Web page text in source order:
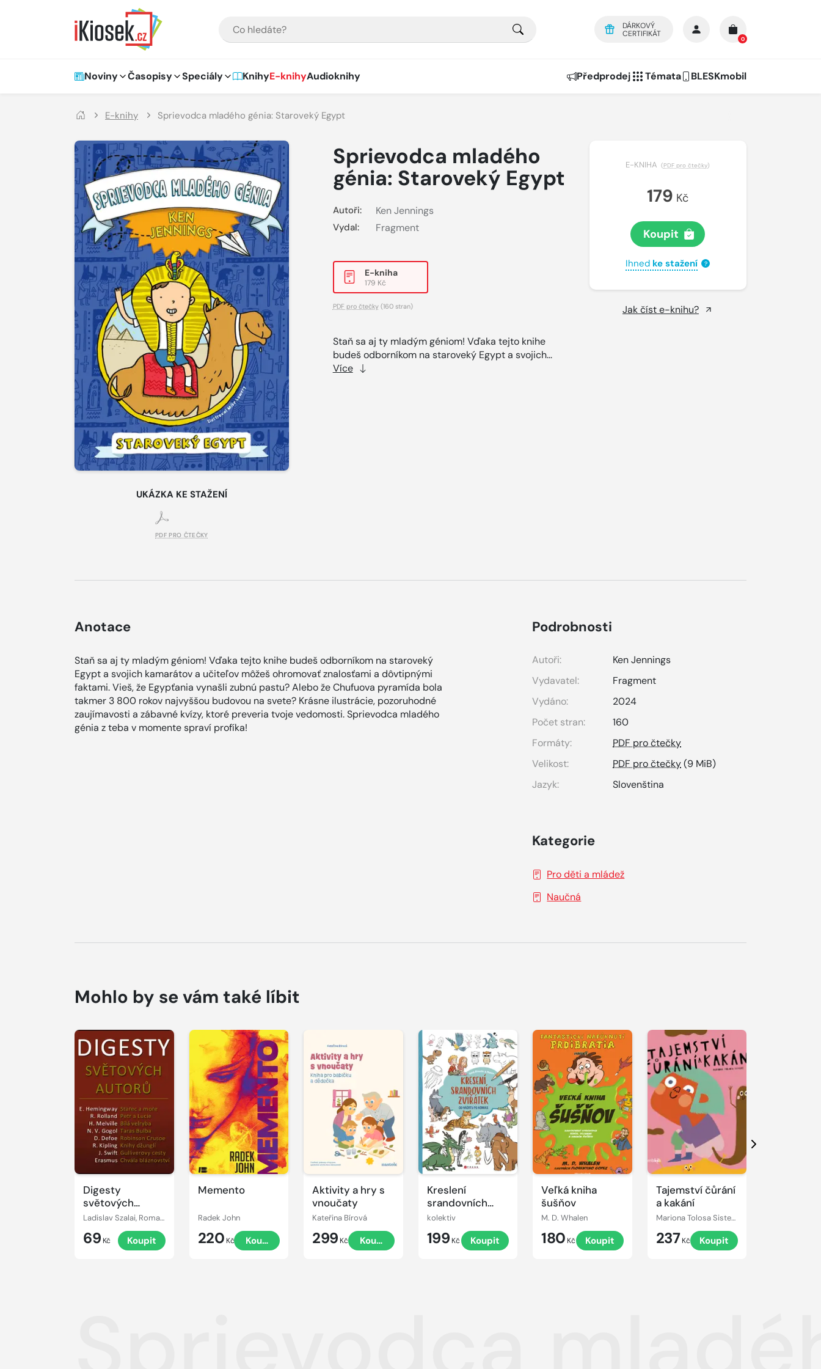
DÁRKOVÝ
CERTIFIKÁT
0
Hlavní navigace
Noviny Časopisy Speciály KnihyE-knihyAudioknihy Předprodej Témata BLESKmobil
E-knihy Sprievodca mladého génia: Staroveký Egypt
UKÁZKA KE STAŽENÍ
PDF PRO ČTEČKY
Sprievodca mladého
génia: Staroveký Egypt
Autoři: Ken Jennings
Vydal: Fragment
E-kniha
179 Kč
PDF pro čtečky(160 stran)
Staň sa aj ty mladým géniom! Vďaka tejto knihe
budeš odborníkom na staroveký Egypt a svojich...
Více
E-KNIHA (PDF pro čtečky)
179 Kč
Koupit
Ihned ke stažení ?
Jak číst e-knihu?
Anotace
Staň sa aj ty mladým géniom! Vďaka tejto knihe budeš odborníkom na staroveký
Egypt a svojich kamarátov a učiteľov môžeš ohromovať znalosťami a dôvtipnými
faktami. Vieš, že Egypťania vynašli zubnú pastu? Alebo že Chufuova pyramída bola
takmer 3 800 rokov najvyššou budovou na svete? Krásne ilustrácie, pozoruhodné
zaujímavosti a zábavné kvízy, ktoré preveria tvoje vedomosti. Sprievodca mladého
génia z teba v momente spraví profíka!
Podrobnosti
Autoři:
Ken Jennings
Vydavatel:
Fragment
Vydáno:
2024
Počet stran:
160
Formáty:
PDF pro čtečky
Velikost:
PDF pro čtečky(9 MiB)
Jazyk:
Slovenština
Kategorie
Pro děti a mládež
Naučná
Mohlo by se vám také líbit
Digesty
světových
autorů
Ladislav Szalai, Romana Szalaiová
69 Kč Koupit
Memento
Radek John
220 Kč Koupit
Aktivity a hry s
vnoučaty
Kateřina Bírová
299 Kč Koupit
Kreslení
srandovních
zvířátek
kolektiv
199 Kč Koupit
Veľká kniha
šušňov
M. D. Whalen
180 Kč Koupit
Tajemství čůrání
a kakání
Mariona Tolosa Sisteré
237 Kč Koupit
Další